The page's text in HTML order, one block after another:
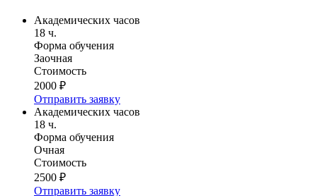
Академических часов
18 ч.
Форма обучения
Заочная
Стоимость
2000 ₽
Отправить заявку
Академических часов
18 ч.
Форма обучения
Очная
Стоимость
2500 ₽
Отправить заявку